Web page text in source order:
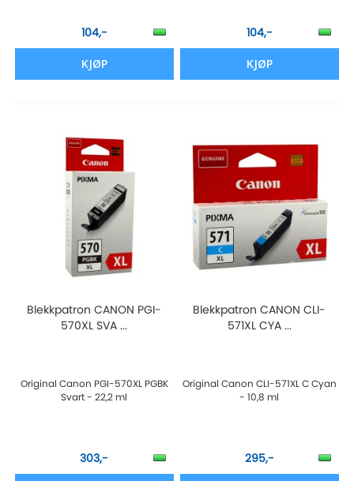
104,-
KJØP
104,-
KJØP
Blekkpatron CANON PGI-
570XL SVA ...
Original Canon PGI-570XL PGBK
Svart - 22,2 ml
303,-
Blekkpatron CANON CLI-
571XL CYA ...
Original Canon CLI-571XL C Cyan
- 10,8 ml
295,-